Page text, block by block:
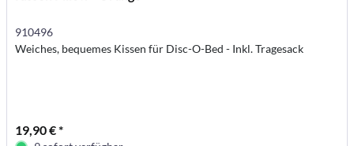
910496
Weiches, bequemes Kissen für Disc-O-Bed - Inkl. Tragesack
19,90 € *